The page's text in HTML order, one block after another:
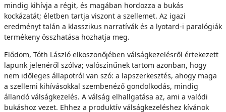
mindig kihívja a régit, és magában hordozza a bukás
kockázatát; életben tartja viszont a szellemet. Az igazi
eredményt talán a klasszikus narratívák és a lyotard-i paralógiák
termékeny összhatása hozhatja meg.
Elődöm, Tóth László elköszönőjében válságkezelésről értekezett
lapunk jelenéről szólva; valószínűnek tartom azonban, hogy
nem időleges állapotról van szó: a lapszerkesztés, ahogy maga
a szellemi kihívásokkal szembenéző gondolkodás, mindig
állandó válságkezelés. A válság elhallgatása az, ami a valódi
bukáshoz vezet. Ehhez a produktív válságkezeléshez kívánok